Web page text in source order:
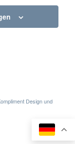
Designund